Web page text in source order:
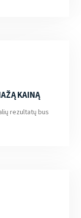
KAINĄ
rezultatų bus